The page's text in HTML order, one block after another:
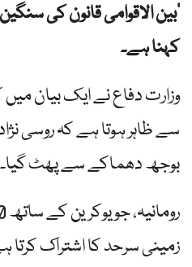
‘بین الاقوامی قانون کی
کہنا ہے۔
وزارت دفاع نے ایک بیان میں
بوجھ دھماکے سے پھٹ
زمینی سرحد کا اشتراک